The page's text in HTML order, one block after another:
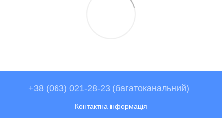
+38 (063) 021-28-23 (багатоканальний)
Контактна інформація